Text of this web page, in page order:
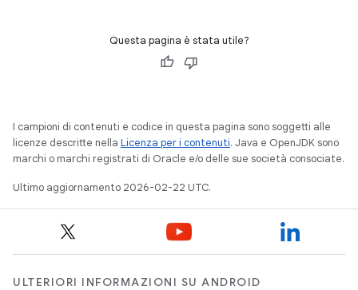
Questa pagina è stata utile?
I campioni di contenuti e codice in questa pagina sono soggetti alle
licenze descritte nella Licenza per i contenuti. Java e OpenJDK sono
marchi o marchi registrati di Oracle e/o delle sue società consociate.
Ultimo aggiornamento 2026-02-22 UTC.
ULTERIORI INFORMAZIONI SU ANDROID